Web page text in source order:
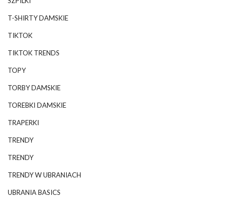
T-SHIRTY DAMSKIE
TIKTOK
TIKTOK TRENDS
TOPY
TORBY DAMSKIE
TOREBKI DAMSKIE
TRAPERKI
TRENDY
TRENDY
TRENDY W UBRANIACH
UBRANIA BASICS